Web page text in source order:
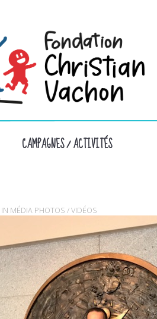
CAMPAGNES / ACTIVITÉS
IN MÉDIA PHOTOS / VIDÉOS